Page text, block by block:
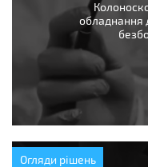
обладнання
Огляди рішень